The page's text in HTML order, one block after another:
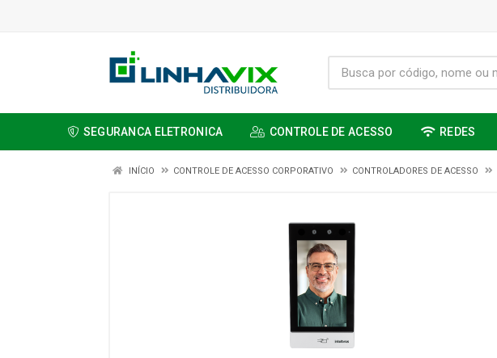
SEGURANCA ELETRONICA CONTROLE DE ACESSO REDES
INÍCIO CONTROLE DE ACESSO CORPORATIVO CONTROLADORES DE ACESSO